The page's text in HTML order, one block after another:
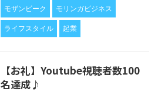
モザンビーク モリンガビジネス
ライフスタイル 起業
【お礼】Youtube視聴者数100
名達成♪